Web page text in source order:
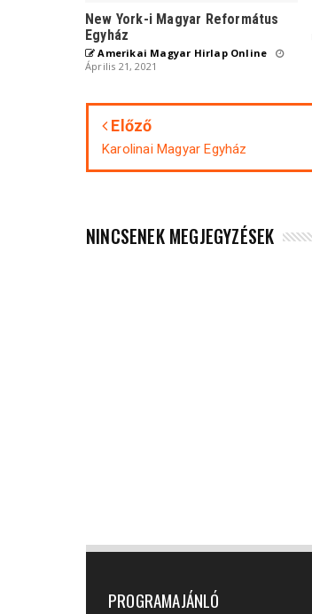
New York-i Magyar Református
Egyház
Amerikai Magyar Hirlap Online
Április 21, 2021
Előző
Karolinai Magyar Egyház
NINCSENEK MEGJEGYZÉSEK
PROGRAMAJÁNLÓ